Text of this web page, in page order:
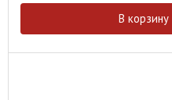
В корзину